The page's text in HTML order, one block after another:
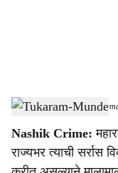
a
Tukaram-Munde-
Nashik Crime:
राज्यभर त्याची सर्रास